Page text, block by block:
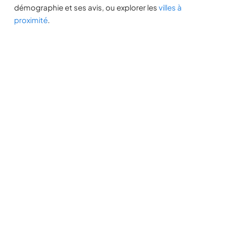
démographie et ses avis, ou explorer les villes à
proximité.